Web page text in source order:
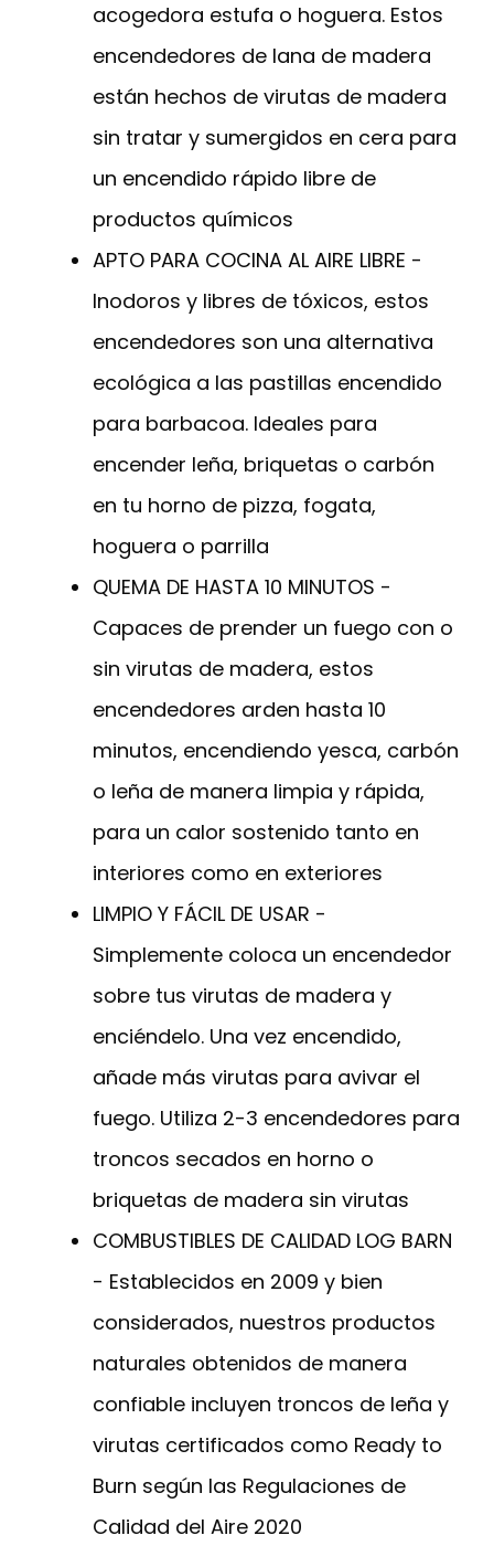
acogedora estufa o hoguera. Estos
encendedores de lana de madera
están hechos de virutas de madera
sin tratar y sumergidos en cera para
un encendido rápido libre de
productos químicos
APTO PARA COCINA AL AIRE LIBRE -
Inodoros y libres de tóxicos, estos
encendedores son una alternativa
ecológica a las pastillas encendido
para barbacoa. Ideales para
encender leña, briquetas o carbón
en tu horno de pizza, fogata,
hoguera o parrilla
QUEMA DE HASTA 10 MINUTOS -
Capaces de prender un fuego con o
sin virutas de madera, estos
encendedores arden hasta 10
minutos, encendiendo yesca, carbón
o leña de manera limpia y rápida,
para un calor sostenido tanto en
interiores como en exteriores
LIMPIO Y FÁCIL DE USAR -
Simplemente coloca un encendedor
sobre tus virutas de madera y
enciéndelo. Una vez encendido,
añade más virutas para avivar el
fuego. Utiliza 2-3 encendedores para
troncos secados en horno o
briquetas de madera sin virutas
COMBUSTIBLES DE CALIDAD LOG BARN
- Establecidos en 2009 y bien
considerados, nuestros productos
naturales obtenidos de manera
confiable incluyen troncos de leña y
virutas certificados como Ready to
Burn según las Regulaciones de
Calidad del Aire 2020